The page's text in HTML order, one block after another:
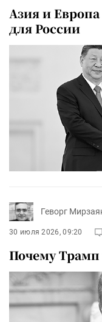
Азия и
для России
Геворг
30 июля 2026, 09:20
Почему Трамп